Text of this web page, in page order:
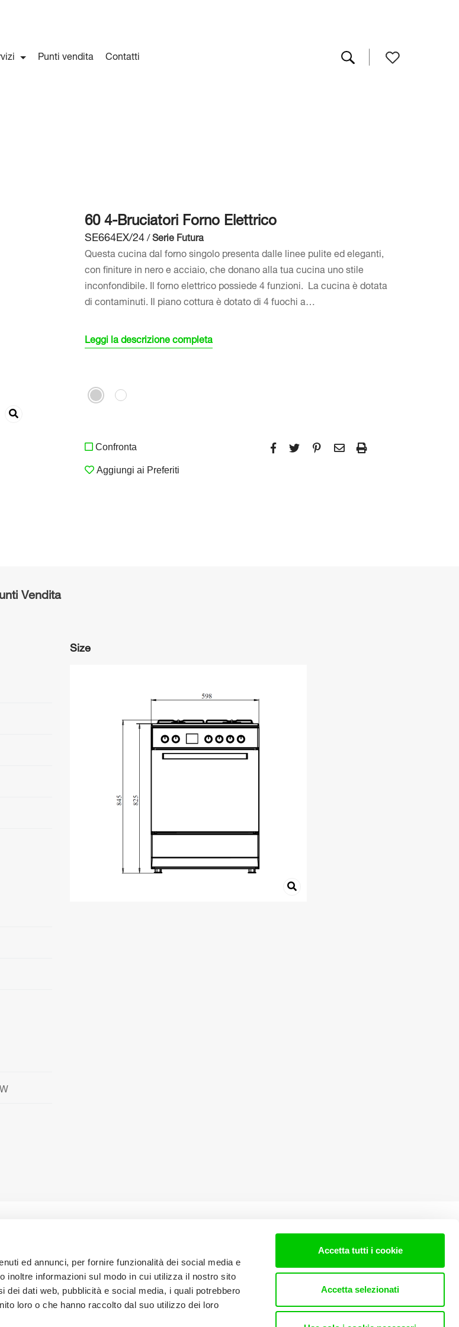
ed annunci, per fornire funzionalità dei social media e
inoltre informazioni sul modo in cui utilizza il nostro sito
dei dati web, pubblicità e social media, i quali potrebbero
loro o che hanno raccolto dal suo utilizzo dei loro
Accetta tutti i cookie
Accetta selezionati
Punti vendita Contatti
60 4-Bruciatori Forno Elettrico
SE664EX/24/Serie Futura
Questa cucina dal forno singolo presenta dalle linee pulite ed eleganti,
con finiture in nero e acciaio, che donano alla tua cucina uno stile
inconfondibile. Il forno elettrico possiede 4 funzioni. La cucina è dotata
di contaminuti. Il piano cottura è dotato di 4 fuochi a…
Leggi la descrizione completa
Confronta
Aggiungi ai Preferiti
Vendita
Size
Lavora con noi